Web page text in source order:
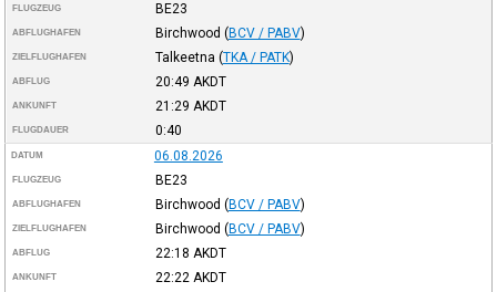
FLUGZEUG BE23
ABFLUGHAFEN Birchwood (BCV / PABV)
ZIELFLUGHAFEN Talkeetna (TKA / PATK)
ABFLUG 20:49 AKDT
ANKUNFT 21:29 AKDT
FLUGDAUER 0:40
DATUM 06.08.2026
FLUGZEUG BE23
ABFLUGHAFEN Birchwood (BCV / PABV)
ZIELFLUGHAFEN Birchwood (BCV / PABV)
ABFLUG 22:18 AKDT
ANKUNFT 22:22 AKDT